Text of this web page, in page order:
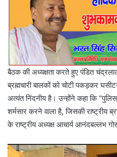
बैठक की अध्यक्षता करते हुए पंडित
ब्रह्मचारी बालकों को चोटी पकड़कर
अत्यंत निंदनीय है। उन्होंने कहा कि “पुलिस
शर्मसार करने वाला है, जिसकी राष्ट्रीय
के राष्ट्रीय अध्यक्ष आचार्य आनंदबल्लभ
Video